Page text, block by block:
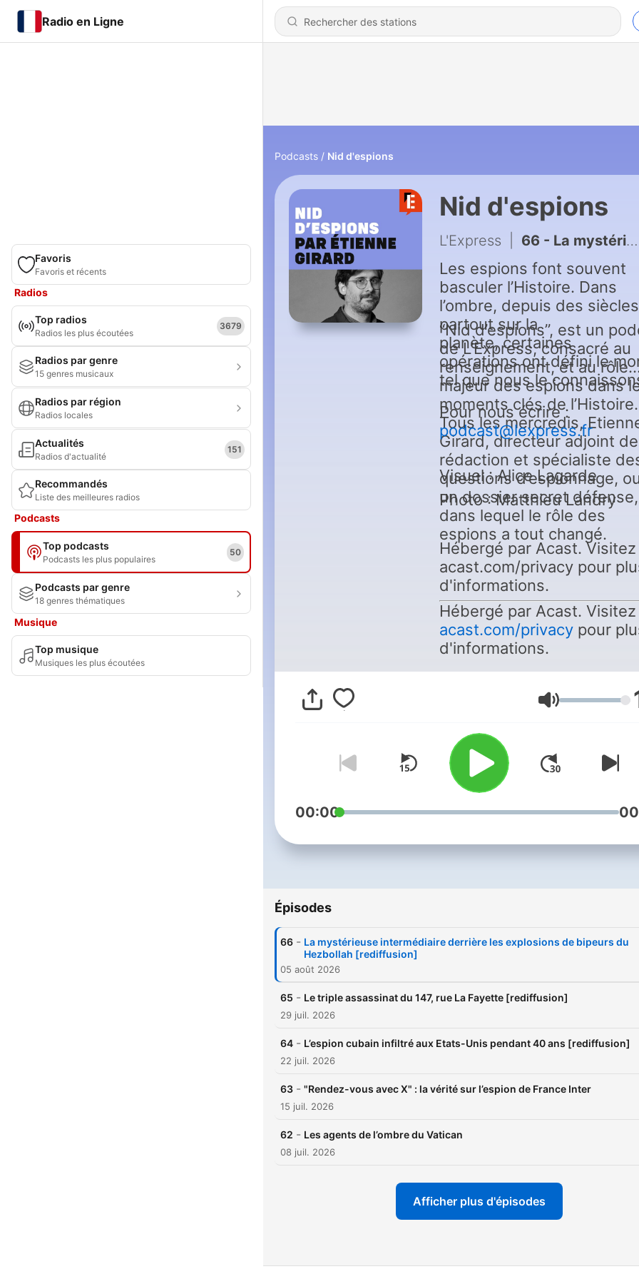
Radio en Ligne
Favoris
Favoris et récents
Radios
Top radios
Radios les plus écoutées
3679
Radios par genre
15 genres musicaux
Radios par région
Radios locales
Actualités
Radios d'actualité
151
Recommandés
Liste des meilleures radios
Podcasts
Top podcasts
Podcasts les plus populaires
50
Podcasts par genre
18 genres thématiques
Musique
Top musique
Musiques les plus écoutées
Podcasts Nid d'espions
Nid d'espions
L'Express 66 - La mystérieuse intermédiaire derrière les explosions de bipeurs du Hezbollah [rediffusion]
Les espions font souvent
basculer l’Histoire. Dans
l’ombre, depuis des
partout sur la
planète, certaines
opérations ont défini le
tel que nous le
“Nid d’espions”, est un
de L’Express, consacré au
renseignement, et au rôle
majeur des espions dans
moments clés de l’Histoire.
Tous les mercredis,
Girard, directeur adjoint
rédaction et spécialiste
questions d’espionnage,
un dossier secret défense,
dans lequel le rôle des
espions a tout changé.
Pour nous écrire :
podcast@lexpress.fr
Visuel : Alice Lagarde
Photo : Matthieu Landry
Hébergé par Acast. Visitez
acast.com/privacy pour
d'informations.
Hébergé par Acast. Visitez
acast.com/privacypour
d'informations.
Volume
00:00
Épisodes
66 - La mystérieuse intermédiaire derrière les explosions de bipeurs du
Hezbollah [rediffusion]
05 août 2026
65 - Le triple assassinat du 147, rue La Fayette [rediffusion]
29 juil. 2026
64 - L’espion cubain infiltré aux Etats-Unis pendant 40 ans [rediffusion]
22 juil. 2026
63 - "Rendez-vous avec X" : la vérité sur l’espion de France Inter
15 juil. 2026
62 - Les agents de l’ombre du Vatican
08 juil. 2026
Afficher plus d'épisodes